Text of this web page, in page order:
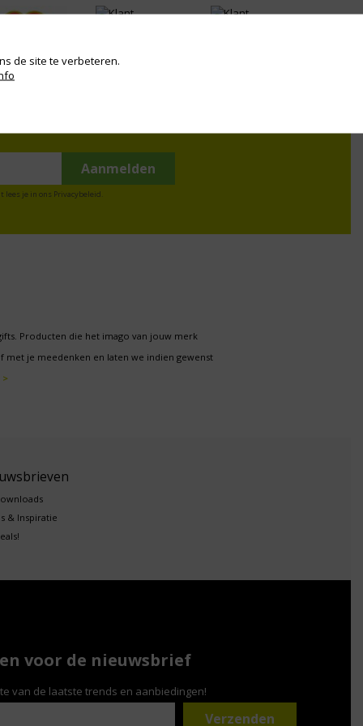
lees je in ons Privacybeleid
Producten die het imago van jouw merk
je meedenken en laten we indien gewenst
& Inspiratie
voor de nieuwsbrief
van de laatste trends en aanbiedingen!
de site te verbeteren.